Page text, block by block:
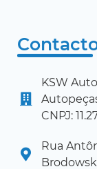
KSW
CNPJ:
Rua